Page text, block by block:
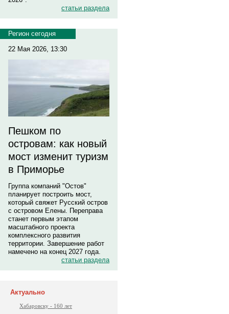
статьи раздела
Регион сегодня
22 Мая 2026, 13:30
Пешком по
островам: как новый
мост изменит туризм
в Приморье
Группа компаний "Остов"
планирует построить мост,
который свяжет Русский остров
с островом Елены. Переправа
станет первым этапом
масштабного проекта
комплексного развития
территории. Завершение работ
намечено на конец 2027 года.
статьи раздела
Актуально
Хабаровску - 160 лет